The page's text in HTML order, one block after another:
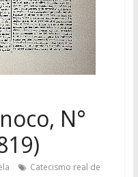
N°
Catecismo real de